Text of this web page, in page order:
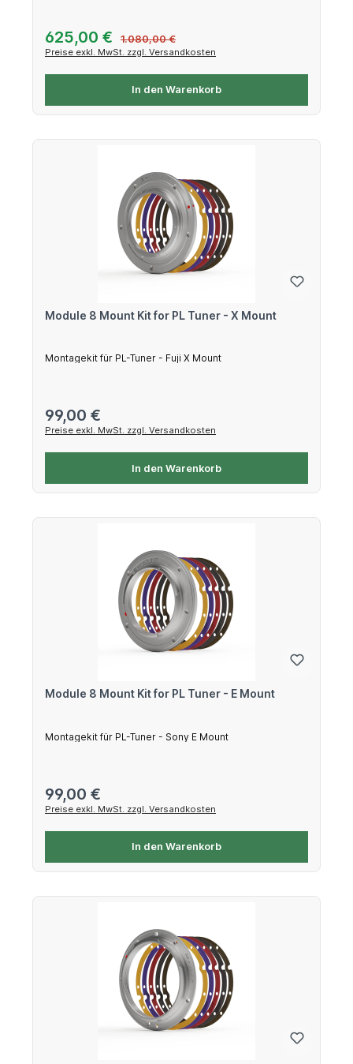
Verkaufspreis:
625,00 € 1.080,00 €
Preise exkl. MwSt. zzgl. Versandkosten
In den Warenkorb
Module 8 Mount Kit for PL Tuner - X Mount
Montagekit für PL-Tuner - Fuji X Mount
Regulärer Preis:
99,00 €
Preise exkl. MwSt. zzgl. Versandkosten
In den Warenkorb
Module 8 Mount Kit for PL Tuner - E Mount
Montagekit für PL-Tuner - Sony E Mount
Regulärer Preis:
99,00 €
Preise exkl. MwSt. zzgl. Versandkosten
In den Warenkorb